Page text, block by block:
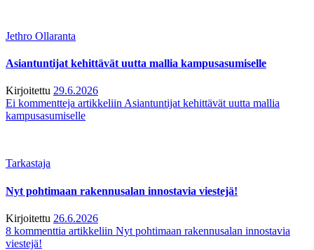
Jethro Ollaranta
Asiantuntijat kehittävät uutta mallia kampusasumiselle
Kirjoitettu 29.6.2026
Ei kommentteja artikkeliin Asiantuntijat kehittävät uutta mallia
kampusasumiselle
Tarkastaja
Nyt pohtimaan rakennusalan innostavia viestejä!
Kirjoitettu 26.6.2026
8 kommenttia artikkeliin Nyt pohtimaan rakennusalan innostavia
viestejä!